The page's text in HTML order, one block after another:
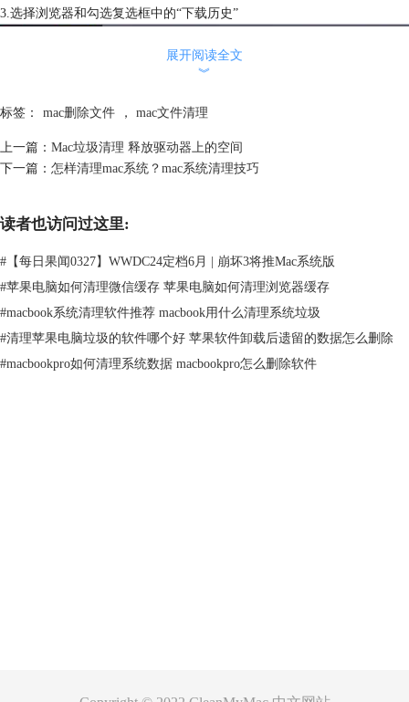
3.选择浏览器和勾选复选框中的“下载历史”
4.点击“删除”
这样下载文件夹和下载历史就清理干净了，cleanmymac是一个非常好用的
mac清理工具，清理mac中的垃圾是令人难以置信的简单。
但是，如果你还是喜欢手动清理下载文件和下载历史，只要根据以下步骤
展开阅读全文
︾
标签： mac删除文件 ， mac文件清理
上一篇： Mac垃圾清理 释放驱动器上的空间
下一篇： 怎样清理mac系统？mac系统清理技巧
读者也访问过这里:
# 【每日果闻0327】WWDC24定档6月 | 崩坏3将推Mac系统版
#苹果电脑如何清理微信缓存 苹果电脑如何清理浏览器缓存
#macbook系统清理软件推荐 macbook用什么清理系统垃圾
#清理苹果电脑垃圾的软件哪个好 苹果软件卸载后遗留的数据怎么删除
#macbookpro如何清理系统数据 macbookpro怎么删除软件